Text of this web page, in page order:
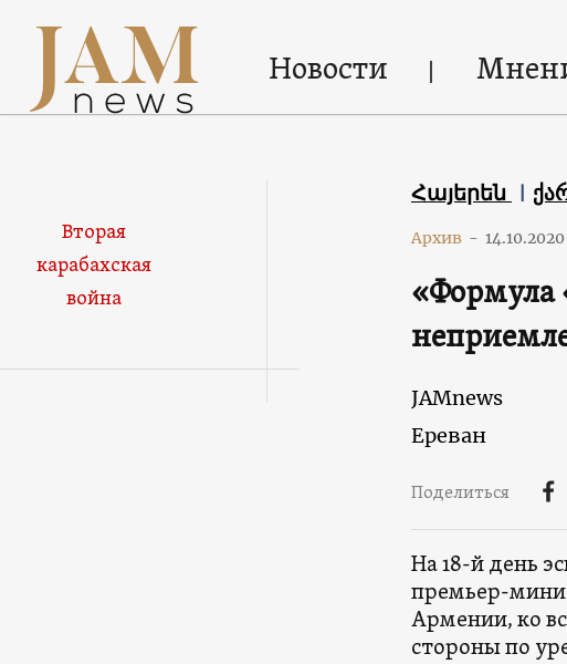
Новости
Вторая
карабахская
война
Հայերեն
Архив - 14.10.2020
«Формула
JAMnews
Ереван
Поделиться
На 18-й день
премьер-
Армении, ко
стороны по